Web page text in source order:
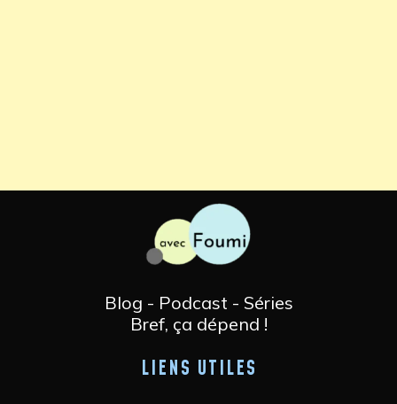
Blog - Podcast - Séries
Bref, ça dépend !
LIENS UTILES